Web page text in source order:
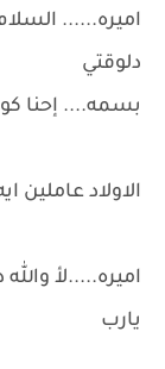
اميره......
دلوقتي
بسمه.... إحنا
الاولاد عاملين
اميره.....لأ
يارب